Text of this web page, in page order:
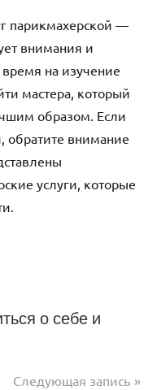
парикмахерской —
внимания и
на изучение
мастера, который
образом. Если
обратите внимание
услуги, которые
о себе и
Следующая запись